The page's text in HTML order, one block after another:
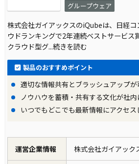
グループウェア
株式会社ガイアックスのiQubeは、日経コ
ウドランキングで2年連続ベストサービス
クラウド型グ...続きを読む
製品のおすすめポイント
適切な情報共有とブラッシュアップが
ノウハウを蓄積・共有する文化が社内
いつでもどこでも最新情報にアクセス
運営企業情報 株式会社ガイアック